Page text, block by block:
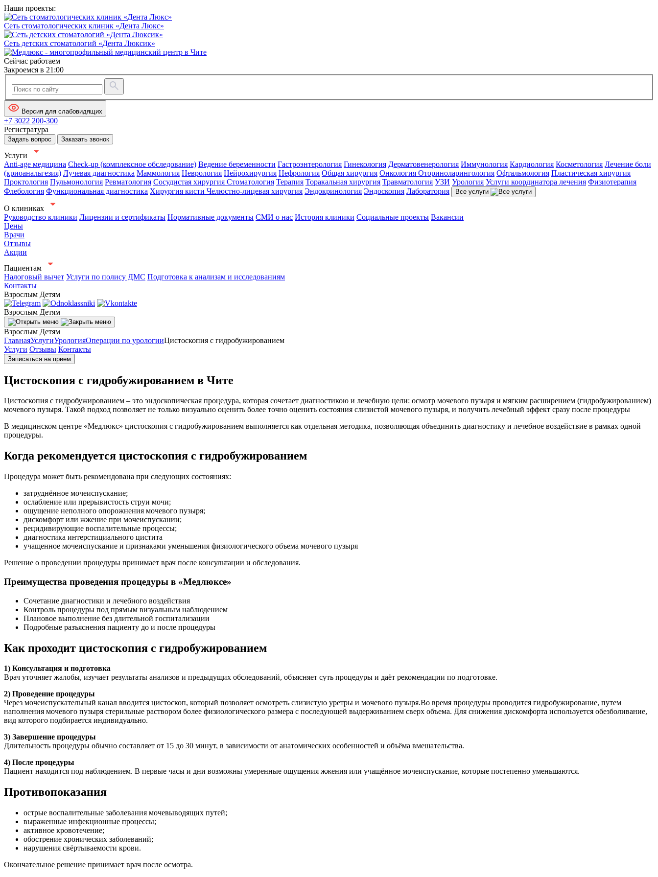
Наши проекты:
Сеть стоматологических клиник «Дента Люкс»
Сеть детских стоматологий «Дента Люксик»
Сейчас работаем
Закроемся в 21:00
Версия для слабовидящих
+7 3022 200-300
Регистратура
Задать вопрос Заказать звонок
Услуги
Anti-age медицина Check-up (комплексное обследование) Ведение беременности Гастроэнтерология Гинекология Дерматовенерология Иммунология Кардиология Косметология Лечение боли
(криоанальгезия) Лучевая диагностика Маммология Неврология Нейрохирургия Нефрология Общая хирургия Онкология Оториноларингология Офтальмология Пластическая хирургия
Проктология Пульмонология Ревматология Сосудистая хирургия Стоматология Терапия Торакальная хирургия Травматология УЗИ Урология Услуги координатора лечения Физиотерапия
Флебология Функциональная диагностика Хирургия кисти Челюстно-лицевая хирургия Эндокринология Эндоскопия Лаборатория Все услуги
О клиниках
Руководство клиники Лицензии и сертификаты Нормативные документы СМИ о нас История клиники Социальные проекты Вакансии
Цены
Врачи
Отзывы
Акции
Пациентам
Налоговый вычет Услуги по полису ДМС Подготовка к анализам и исследованиям
Контакты
Взрослым Детям
Взрослым Детям
Взрослым Детям
ГлавнаяУслугиУрологияОперации по урологииЦистоскопия с гидробужированием
Услуги Отзывы Контакты
Записаться на прием
Цистоскопия с гидробужированием в Чите
Цистоскопия с гидробужированием – это эндоскопическая процедура, которая сочетает диагностикою и лечебную цели: осмотр мочевого пузыря и мягким расширением (гидробужированием)
мочевого пузыря. Такой подход позволяет не только визуально оценить более точно оценить состояния слизистой мочевого пузыря, и получить лечебный эффект сразу после процедуры
В медицинском центре «Медлюкс» цистоскопия с гидробужированием выполняется как отдельная методика, позволяющая объединить диагностику и лечебное воздействие в рамках одной
процедуры.
Когда рекомендуется цистоскопия с гидробужированием
Процедура может быть рекомендована при следующих состояниях:
затруднённое мочеиспускание;
ослабление или прерывистость струи мочи;
ощущение неполного опорожнения мочевого пузыря;
дискомфорт или жжение при мочеиспускании;
рецидивирующие воспалительные процессы;
диагностика интерстициального цистита
учащенное мочеиспускание и признаками уменьшения физиологического объема мочевого пузыря
Решение о проведении процедуры принимает врач после консультации и обследования.
Преимущества проведения процедуры в «Медлюксе»
Сочетание диагностики и лечебного воздействия
Контроль процедуры под прямым визуальным наблюдением
Плановое выполнение без длительной госпитализации
Подробные разъяснения пациенту до и после процедуры
Как проходит цистоскопия с гидробужированием
1) Консультация и подготовка
Врач уточняет жалобы, изучает результаты анализов и предыдущих обследований, объясняет суть процедуры и даёт рекомендации по подготовке.
2) Проведение процедуры
Через мочеиспускательный канал вводится цистоскоп, который позволяет осмотреть слизистую уретры и мочевого пузыря.Во время процедуры проводится гидробужирование, путем
наполнения мочевого пузыря стерильные раствором более физиологического размера с последующей выдерживанием сверх объема. Для снижения дискомфорта используется обезболивание,
вид которого подбирается индивидуально.
3) Завершение процедуры
Длительность процедуры обычно составляет от 15 до 30 минут, в зависимости от анатомических особенностей и объёма вмешательства.
4) После процедуры
Пациент находится под наблюдением. В первые часы и дни возможны умеренные ощущения жжения или учащённое мочеиспускание, которые постепенно уменьшаются.
Противопоказания
острые воспалительные заболевания мочевыводящих путей;
выраженные инфекционные процессы;
активное кровотечение;
обострение хронических заболеваний;
нарушения свёртываемости крови.
Окончательное решение принимает врач после осмотра.